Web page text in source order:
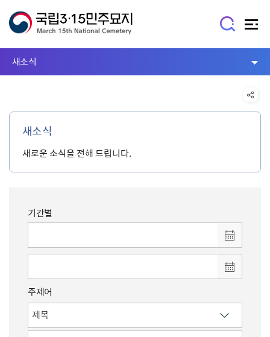
새소식
새소식
새로운 소식을 전해 드립니다.
기간별
주제어